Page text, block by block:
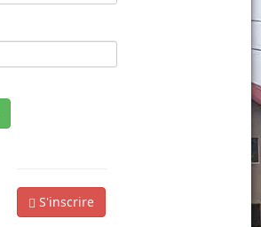
S'inscrire